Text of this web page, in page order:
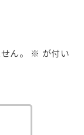
ん。 ※ が付い